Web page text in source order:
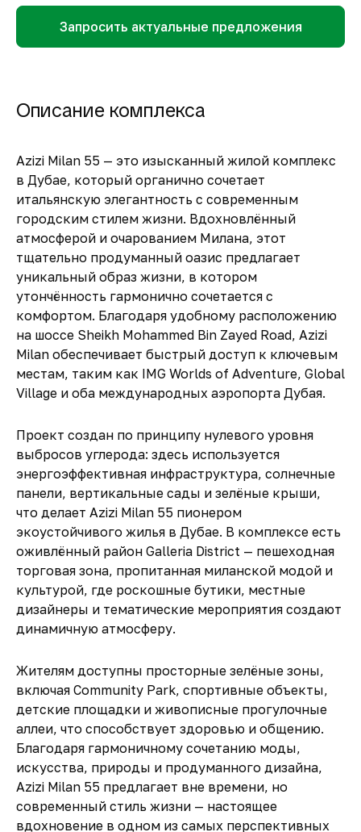
Запросить актуальные предложения
Описание комплекса
Azizi Milan 55 — это изысканный жилой комплекс
в Дубае, который органично сочетает
итальянскую элегантность с современным
городским стилем жизни. Вдохновлённый
атмосферой и очарованием Милана, этот
тщательно продуманный оазис предлагает
уникальный образ жизни, в котором
утончённость гармонично сочетается с
комфортом. Благодаря удобному расположению
на шоссе Sheikh Mohammed Bin Zayed Road, Azizi
Milan обеспечивает быстрый доступ к ключевым
местам, таким как IMG Worlds of Adventure, Global
Village и оба международных аэропорта Дубая.
Проект создан по принципу нулевого уровня
выбросов углерода: здесь используется
энергоэффективная инфраструктура, солнечные
панели, вертикальные сады и зелёные крыши,
что делает Azizi Milan 55 пионером
экоустойчивого жилья в Дубае. В комплексе есть
оживлённый район Galleria District — пешеходная
торговая зона, пропитанная миланской модой и
культурой, где роскошные бутики, местные
дизайнеры и тематические мероприятия создают
динамичную атмосферу.
Жителям доступны просторные зелёные зоны,
включая Community Park, спортивные объекты,
детские площадки и живописные прогулочные
аллеи, что способствует здоровью и общению.
Благодаря гармоничному сочетанию моды,
искусства, природы и продуманного дизайна,
Azizi Milan 55 предлагает вне времени, но
современный стиль жизни — настоящее
вдохновение в одном из самых перспективных